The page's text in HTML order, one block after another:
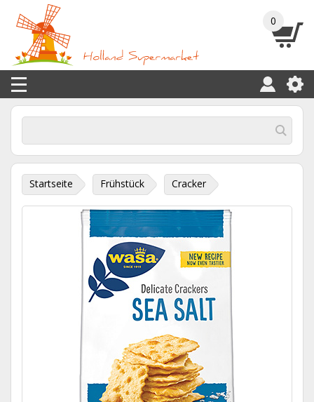
0
Startseite Frühstück Cracker